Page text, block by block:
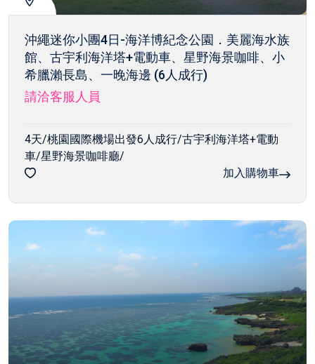
沖繩迷你小團4日-海洋博紀念公園．美麗海水族
館、古宇利海洋塔+電動車、星野海景咖啡、小
希臘瀨長島、一晚海邊 (6人成行)
請洽客服人員
4天/桃園國際機場出發6人成行/古宇利海洋塔+電動
車/星野海景咖啡廳/
加入購物車